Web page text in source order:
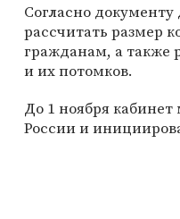
Согласно
рассчитать размер
гражданам, а также
и их потомков.
До 1 ноября
России и